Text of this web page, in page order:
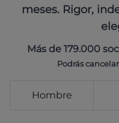
meses. Rigor,
Más de 179.000
Podrás
Hombre